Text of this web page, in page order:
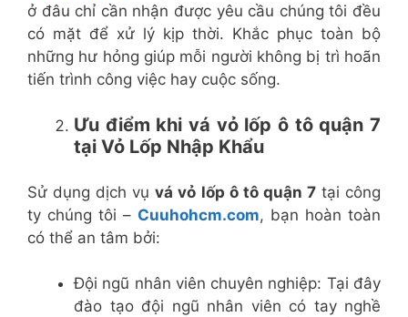
ở đâu chỉ cần nhận được yêu cầu chúng tôi đều
có mặt để xử lý kịp thời. Khắc phục toàn bộ
những hư hỏng giúp mỗi người không bị trì hoãn
tiến trình công việc hay cuộc sống.
Ưu điểm khi vá vỏ lốp ô tô quận 7
tại Vỏ Lốp Nhập Khẩu
Sử dụng dịch vụvá vỏ lốp ô tô quận 7tại công
ty chúng tôi – Cuuhohcm.com, bạn hoàn toàn
có thể an tâm bởi:
Đội ngũ nhân viên chuyên nghiệp: Tại đây
đào tạo đội ngũ nhân viên có tay nghề